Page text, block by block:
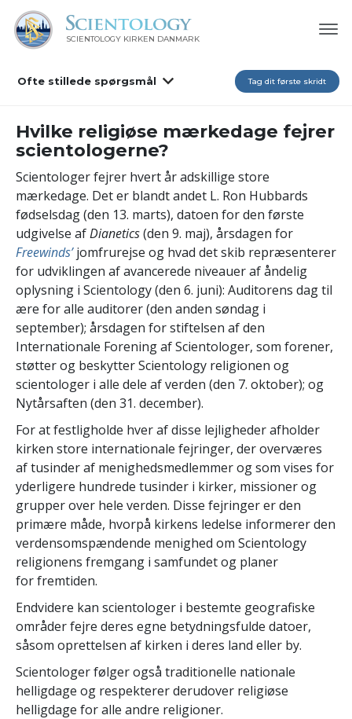
SCIENTOLOGY KIRKEN DANMARK
Ofte stillede spørgsmål Tag dit første skridt
Hvilke religiøse mærkedage fejrer
scientologerne?
Scientologer fejrer hvert år adskillige store
mærkedage. Det er blandt andet L. Ron Hubbards
fødselsdag (den 13. marts), datoen for den første
udgivelse afDianetics(den 9. maj), årsdagen for
Freewinds’jomfrurejse og hvad det skib repræsenterer
for udviklingen af avancerede niveauer af åndelig
oplysning i Scientology (den 6. juni): Auditorens dag til
ære for alle auditorer (den anden søndag i
september); årsdagen for stiftelsen af den
Internationale Forening af Scientologer, som forener,
støtter og beskytter Scientology religionen og
scientologer i alle dele af verden (den 7. oktober); og
Nytårsaften (den 31. december).
For at festligholde hver af disse lejligheder afholder
kirken store internationale fejringer, der overværes
af tusinder af menighedsmedlemmer og som vises for
yderligere hundrede tusinder i kirker, missioner og
grupper over hele verden. Disse fejringer er den
primære måde, hvorpå kirkens ledelse informerer den
verdensomspændende menighed om Scientology
religionens fremgang i samfundet og planer
for fremtiden.
Endvidere kan scientologer i bestemte geografiske
områder fejre deres egne betydningsfulde datoer,
såsom oprettelsen af kirken i deres land eller by.
Scientologer følger også traditionelle nationale
helligdage og respekterer derudover religiøse
helligdage for alle andre religioner.